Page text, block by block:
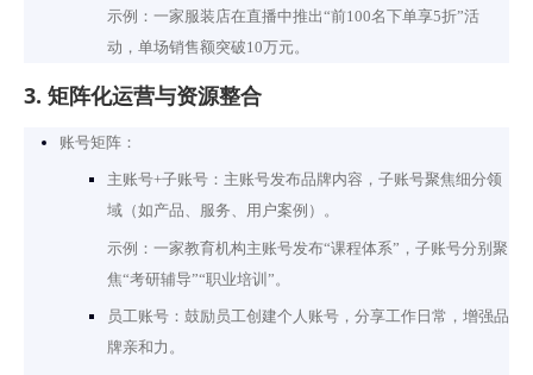
示例：一家服装店在直播中推出“前100名下单享5折”活
动，单场销售额突破10万元。
3. 矩阵化运营与资源整合
账号矩阵：
主账号+子账号：主账号发布品牌内容，子账号聚焦细分领
域（如产品、服务、用户案例）。
示例：一家教育机构主账号发布“课程体系”，子账号分别聚
焦“考研辅导”“职业培训”。
员工账号：鼓励员工创建个人账号，分享工作日常，增强品
牌亲和力。